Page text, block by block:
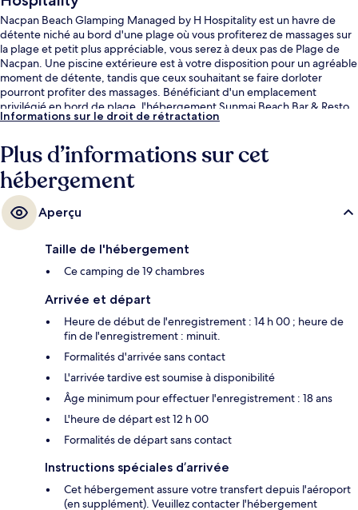
Nacpan Beach Glamping Managed by H Hospitality est un havre de
détente niché au bord d'une plage où vous profiterez de massages sur
la plage et petit plus appréciable, vous serez à deux pas de Plage de
Nacpan. Une piscine extérieure est à votre disposition pour un agréable
moment de détente, tandis que ceux souhaitant se faire dorloter
pourront profiter des massages. Bénéficiant d'un emplacement
privilégié en bord de plage, l'hébergement Sunmai Beach Bar & Resto
sert des spécialités Cuisine internationale et est ouvert pour le petit
salon et d'une terrasse, parfaits pour se faire plaisir. Les logements vous
réservent par ailleurs d'agréables petits plus comme des lits
confortables avec matelas Tempur-Pedic et une literie de qualité
supérieure.
Informations sur le droit de rétractation
Plus d’informations sur cet
hébergement
Aperçu
Taille de l'hébergement
Ce camping de 19 chambres
Arrivée et départ
Heure de début de l'enregistrement : 14 h 00 ; heure de
fin de l'enregistrement : minuit.
Formalités d'arrivée sans contact
L'arrivée tardive est soumise à disponibilité
Âge minimum pour effectuer l'enregistrement : 18 ans
L'heure de départ est 12 h 00
Formalités de départ sans contact
Instructions spéciales d’arrivée
Cet hébergement assure votre transfert depuis l'aéroport
(en supplément). Veuillez contacter l'hébergement